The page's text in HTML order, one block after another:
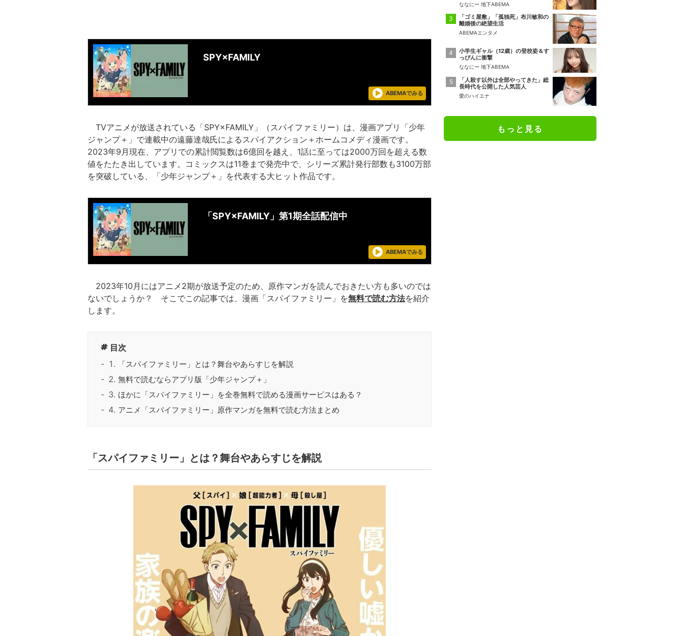
SPY×FAMILY
ABEMAでみる
TVアニメが放送されている「SPY×FAMILY」（スパイファミリー）は、漫画アプリ「少年
ジャンプ＋」で連載中の遠藤達哉氏によるスパイアクション＋ホームコメディ漫画です。
2023年9月現在、アプリでの累計閲覧数は6億回を越え、1話に至っては2000万回を超える数
値をたたき出しています。コミックスは11巻まで発売中で、シリーズ累計発行部数も3100万部
を突破している、「少年ジャンプ＋」を代表する大ヒット作品です。
「SPY×FAMILY」第1期全話配信中
ABEMAでみる
2023年10月にはアニメ2期が放送予定のため、原作マンガを読んでおきたい方も多いのでは
ないでしょうか？ そこでこの記事では、漫画「スパイファミリー」を無料で読む方法を紹介
します。
目次
「スパイファミリー」とは？舞台やあらすじを解説
無料で読むならアプリ版「少年ジャンプ＋」
ほかに「スパイファミリー」を全巻無料で読める漫画サービスはある？
アニメ「スパイファミリー」原作マンガを無料で読む方法まとめ
「スパイファミリー」とは？舞台やあらすじを解説
ななにー 地下ABEMA
「ゴミ屋敷」「孤独死」布川敏和の
離婚後の絶望生活
ABEMAエンタメ
小学生ギャル（12歳）の登校姿＆す
っぴんに衝撃
ななにー 地下ABEMA
「人殺す以外は全部やってきた」総
長時代を公開した人気芸人
愛のハイエナ
もっと見る